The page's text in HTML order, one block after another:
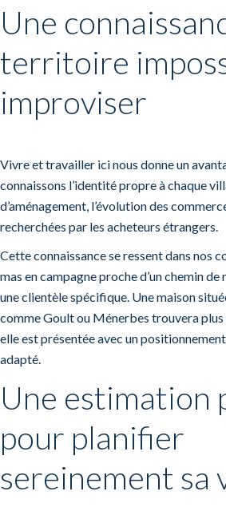
Une
territoire
improviser
Vivre et travailler ici nous donne un
connaissons l’identité propre à chaque
d’aménagement, l’évolution des
recherchées par les acheteurs étrangers.
Cette connaissance se ressent dans nos
mas en campagne proche d’un chemin
une clientèle spécifique. Une maison
comme Goult ou Ménerbes trouvera
elle est présentée avec un
adapté.
Une estimation
pour planifier
sereinement sa